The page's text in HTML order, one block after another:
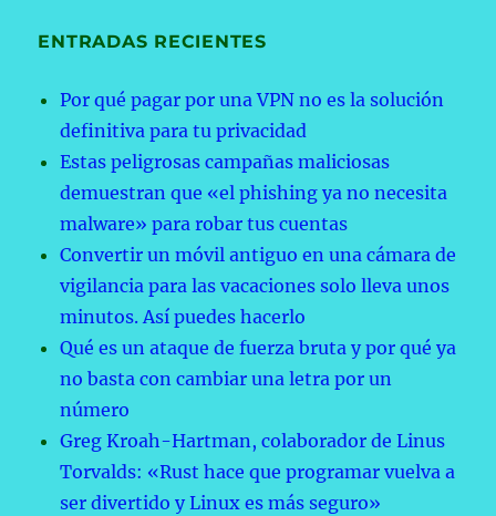
ENTRADAS RECIENTES
Por qué pagar por una VPN no es la solución
definitiva para tu privacidad
Estas peligrosas campañas maliciosas
demuestran que «el phishing ya no necesita
malware» para robar tus cuentas
Convertir un móvil antiguo en una cámara de
vigilancia para las vacaciones solo lleva unos
minutos. Así puedes hacerlo
Qué es un ataque de fuerza bruta y por qué ya
no basta con cambiar una letra por un
número
Greg Kroah-Hartman, colaborador de Linus
Torvalds: «Rust hace que programar vuelva a
ser divertido y Linux es más seguro»